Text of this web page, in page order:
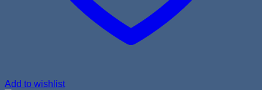
Add to wishlist